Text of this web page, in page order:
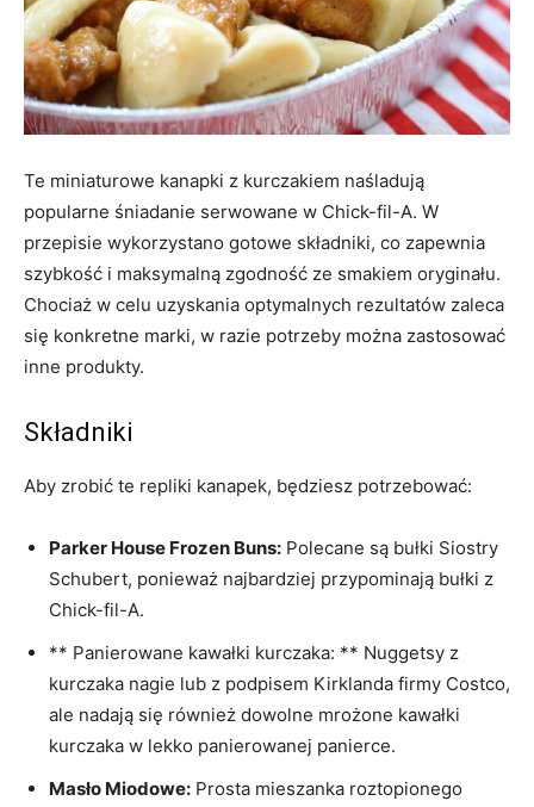
Te miniaturowe kanapki z kurczakiem naśladują
popularne śniadanie serwowane w Chick-fil-A. W
przepisie wykorzystano gotowe składniki, co zapewnia
szybkość i maksymalną zgodność ze smakiem oryginału.
Chociaż w celu uzyskania optymalnych rezultatów zaleca
się konkretne marki, w razie potrzeby można zastosować
inne produkty.
Składniki
Aby zrobić te repliki kanapek, będziesz potrzebować:
Parker House Frozen Buns: Polecane są bułki Siostry
Schubert, ponieważ najbardziej przypominają bułki z
Chick-fil-A.
** Panierowane kawałki kurczaka: ** Nuggetsy z
kurczaka nagie lub z podpisem Kirklanda firmy Costco,
ale nadają się również dowolne mrożone kawałki
kurczaka w lekko panierowanej panierce.
Masło Miodowe: Prosta mieszanka roztopionego